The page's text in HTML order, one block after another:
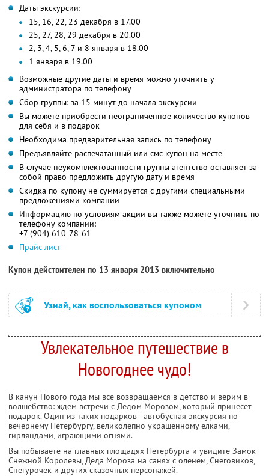
Даты экскурсии:
15, 16, 22, 23 декабря в 17.00
25, 27, 28, 29 декабря в 20.00
2, 3, 4, 5, 6, 7 и 8 января в 18.00
1 января в 19.00
Возможные другие даты и время можно уточнить у
администратора по телефону
Сбор группы: за 15 минут до начала экскурсии
Вы можете приобрести неограниченное количество купонов
для себя и в подарок
Необходима предварительная запись по телефону
Предъявляйте распечатанный или смс-купон на месте
В случае неукомплектованности группы агентство оставляет за
собой право предложить другую дату и время
Скидка по купону не суммируется с другими специальными
предложениями компании
Информацию по условиям акции вы также можете уточнить по
телефону компании:
+7 (904) 610-78-61
Прайс-лист
Купон действителен по 13 января 2013 включительно
Узнай, как воспользоваться купоном
Увлекательное путешествие в
Новогоднее чудо!
В канун Нового года мы все возвращаемся в детство и верим в
волшебство: ждем встречи с Дедом Морозом, который принесет
подарок. Один из таких подарков - автобусная экскурсия по
вечернему Петербургу, великолепно украшенному елками,
гирляндами, играющими огнями.
Вы побываете на главных площадях Петербурга и увидите Замок
Снежной Королевы, Деда Мороза на санях с оленем, Снеговиков,
Снегурочек и других сказочных персонажей.